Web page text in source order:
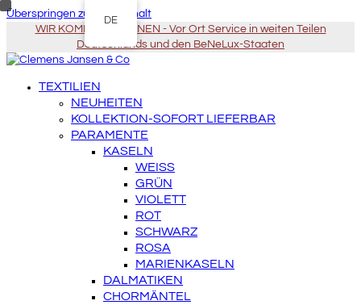
Überspringen zu Hauptinhalt
WIR KOMMEN ZU IHNEN - Vor Ort Service in weiten Teilen
Deutschlands und den BeNeLux-Staaten
TEXTILIEN
NEUHEITEN
KOLLEKTION-SOFORT LIEFERBAR
PARAMENTE
KASELN
WEISS
GRÜN
VIOLETT
ROT
SCHWARZ
ROSA
MARIENKASELN
DALMATIKEN
CHORMÄNTEL
DE